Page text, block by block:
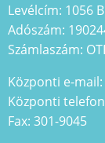
Levélcím: 1056
Adószám:
Számlaszám:
Központi e-
Központi
Fax: 301-9045